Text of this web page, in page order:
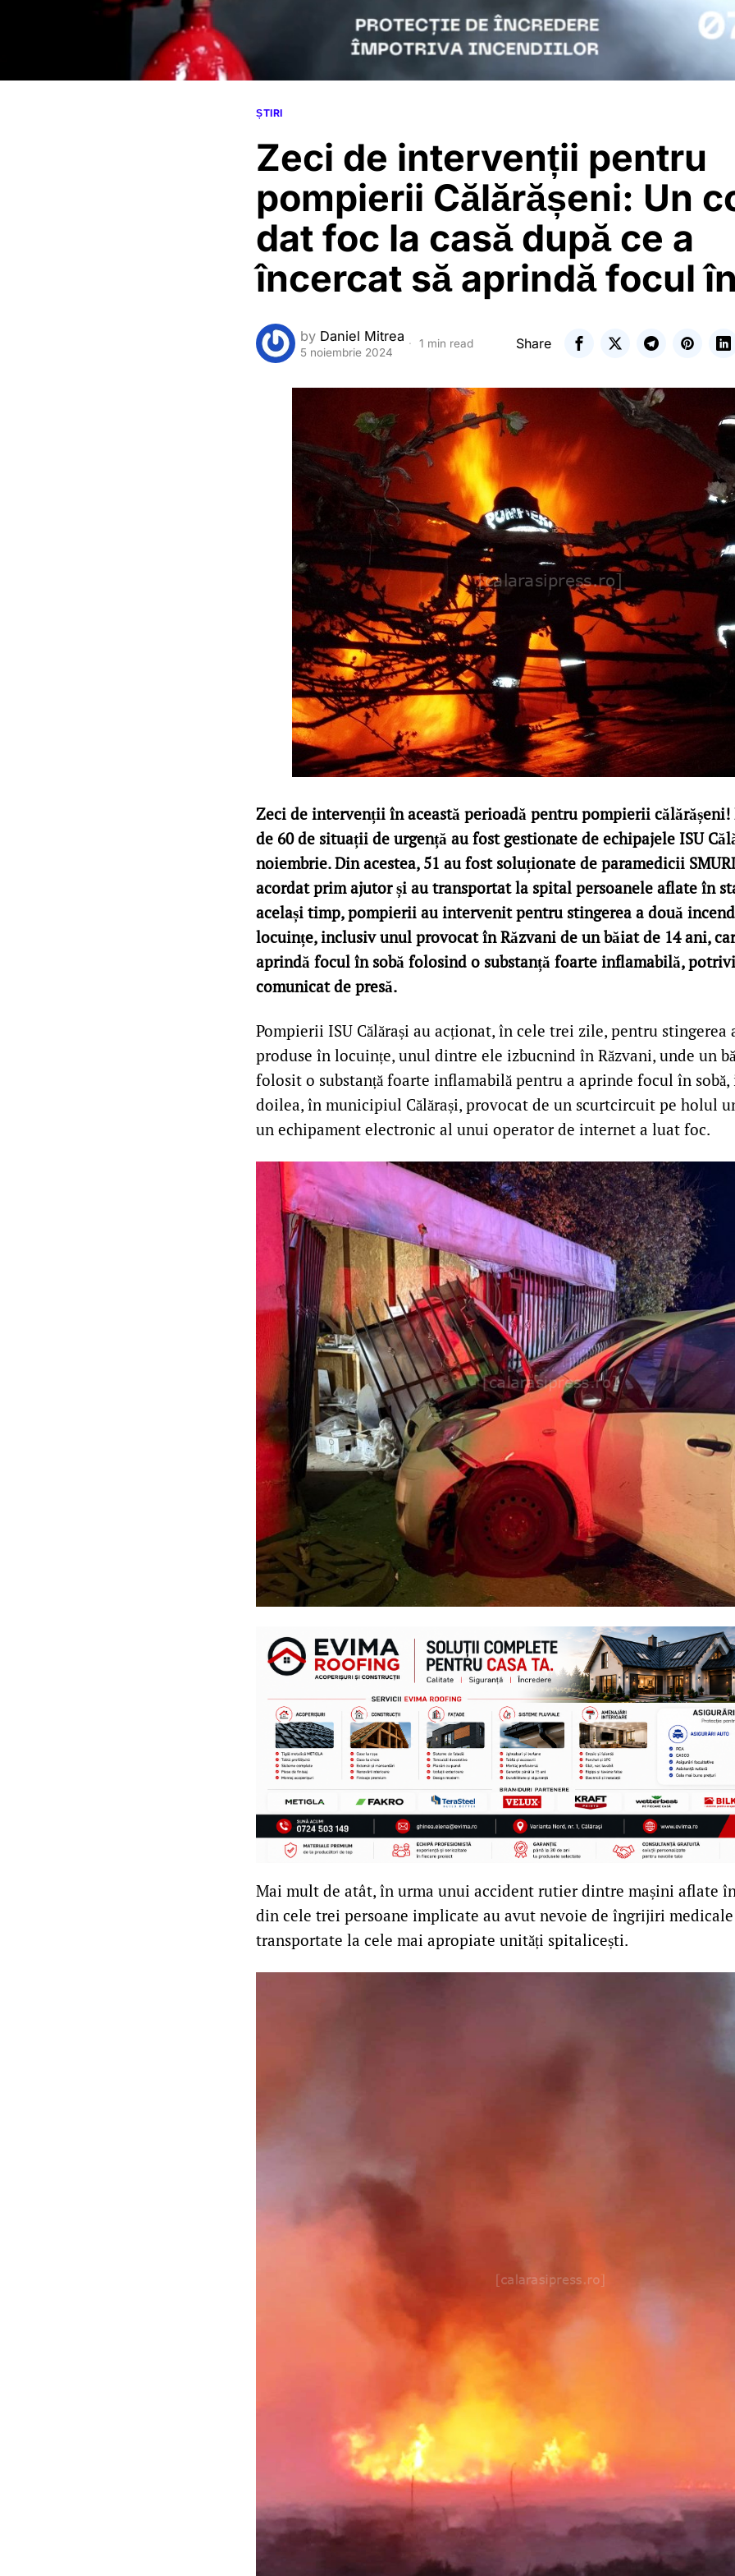
ȘTIRI
Zeci de intervenții pentru
pompierii Călărășeni: Un
dat foc la casă după ce a
încercat să aprindă focul
by Daniel Mitrea
5 noiembrie 2024
1 min read Share
Zeci de intervenții în această perioadă pentru pompierii
de 60 de situații de urgență au fost gestionate de echipajele ISU
noiembrie. Din acestea, 51 au fost soluționate de paramedicii
acordat prim ajutor și au transportat la spital persoanele aflate în
același timp, pompierii au intervenit pentru stingerea a două
locuințe, inclusiv unul provocat în Răzvani de un băiat de 14 ani,
aprindă focul în sobă folosind o substanță foarte inflamabilă,
comunicat de presă.
Pompierii ISU Călărași au acționat, în cele trei zile, pentru stingerea
produse în locuințe, unul dintre ele izbucnind în Răzvani, unde un
folosit o substanță foarte inflamabilă pentru a aprinde focul în
doilea, în municipiul Călărași, provocat de un scurtcircuit pe holul
un echipament electronic al unui operator de internet a luat foc.
Mai mult de atât, în urma unui accident rutier dintre mașini aflate
din cele trei persoane implicate au avut nevoie de îngrijiri
transportate la cele mai apropiate unități spitalicești.